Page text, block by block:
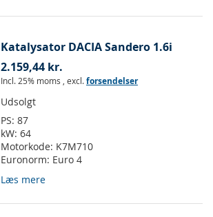
Katalysator DACIA Sandero 1.6i
2.159,44 kr.
Incl. 25% moms , excl.forsendelser
Udsolgt
PS: 87
kW: 64
Motorkode: K7M710
Euronorm: Euro 4
Læs mere